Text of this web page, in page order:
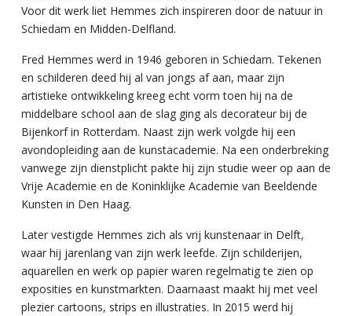
Voor dit werk liet Hemmes zich inspireren door de natuur in
Schiedam en Midden-Delfland.
Fred Hemmes werd in 1946 geboren in Schiedam. Tekenen
en schilderen deed hij al van jongs af aan, maar zijn
artistieke ontwikkeling kreeg echt vorm toen hij na de
middelbare school aan de slag ging als decorateur bij de
Bijenkorf in Rotterdam. Naast zijn werk volgde hij een
avondopleiding aan de kunstacademie. Na een onderbreking
vanwege zijn dienstplicht pakte hij zijn studie weer op aan de
Vrije Academie en de Koninklijke Academie van Beeldende
Kunsten in Den Haag.
Later vestigde Hemmes zich als vrij kunstenaar in Delft,
waar hij jarenlang van zijn werk leefde. Zijn schilderijen,
aquarellen en werk op papier waren regelmatig te zien op
exposities en kunstmarkten. Daarnaast maakt hij met veel
plezier cartoons, strips en illustraties. In 2015 werd hij